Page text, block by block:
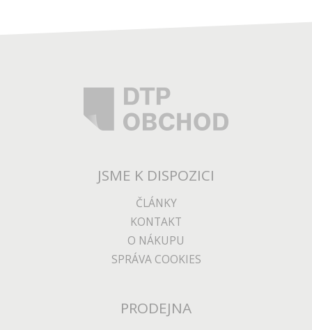
JSME K DISPOZICI
ČLÁNKY
KONTAKT
O NÁKUPU
SPRÁVA COOKIES
PRODEJNA